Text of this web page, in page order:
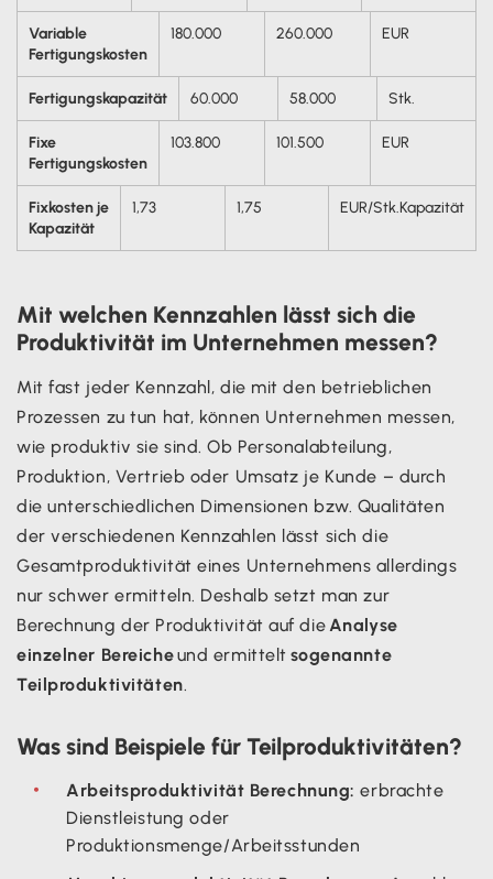
Variable
Fertigungskosten
180.000 260.000 EUR
Fertigungskapazität 60.000 58.000 Stk.
Fixe
Fertigungskosten
103.800 101.500 EUR
Fixkosten je
Kapazität
1,73 1,75 EUR/Stk.Kapazität
Mit welchen Kennzahlen lässt sich die
Produktivität im Unternehmen messen?
Mit fast jeder Kennzahl, die mit den betrieblichen
Prozessen zu tun hat, können Unternehmen messen,
wie produktiv sie sind. Ob Personalabteilung,
Produktion, Vertrieb oder Umsatz je Kunde – durch
die unterschiedlichen Dimensionen bzw. Qualitäten
der verschiedenen Kennzahlen lässt sich die
Gesamtproduktivität eines Unternehmens allerdings
nur schwer ermitteln. Deshalb setzt man zur
Berechnung der Produktivität auf dieAnalyse
einzelner Bereicheund ermittelt sogenannte
Teilproduktivitäten.
Was sind Beispiele für Teilproduktivitäten?
Arbeitsproduktivität Berechnung: erbrachte
Dienstleistung oder
Produktionsmenge/Arbeitsstunden